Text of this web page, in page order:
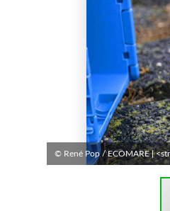
© René Pop / ECOMARE |